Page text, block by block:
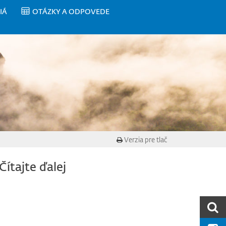
OTÁZKY A ODPOVEDE
Verzia pre tlač
ďalej